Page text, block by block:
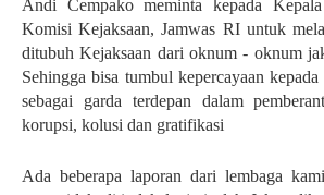
Andi Cempako meminta kepada
Komisi Kejaksaan, Jamwas RI untuk
ditubuh Kejaksaan dari oknum - oknum
Sehingga bisa tumbul kepercayaan
sebagai garda terdepan dalam
korupsi, kolusi dan gratifikasi
Ada beberapa laporan dari lembaga